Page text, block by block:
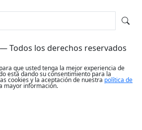
Todos los derechos reservados
que usted tenga la mejor experiencia de
está dando su consentimiento para la
cookies y la aceptación de nuestra política de
mayor información.